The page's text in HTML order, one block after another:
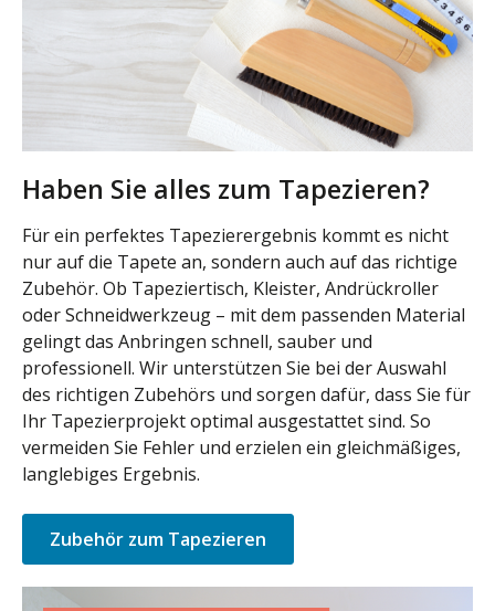
Haben Sie alles zum Tapezieren?
Für ein perfektes Tapezierergebnis kommt es nicht
nur auf die Tapete an, sondern auch auf das richtige
Zubehör. Ob Tapeziertisch, Kleister, Andrückroller
oder Schneidwerkzeug – mit dem passenden Material
gelingt das Anbringen schnell, sauber und
professionell. Wir unterstützen Sie bei der Auswahl
des richtigen Zubehörs und sorgen dafür, dass Sie für
Ihr Tapezierprojekt optimal ausgestattet sind. So
vermeiden Sie Fehler und erzielen ein gleichmäßiges,
langlebiges Ergebnis.
Zubehör zum Tapezieren